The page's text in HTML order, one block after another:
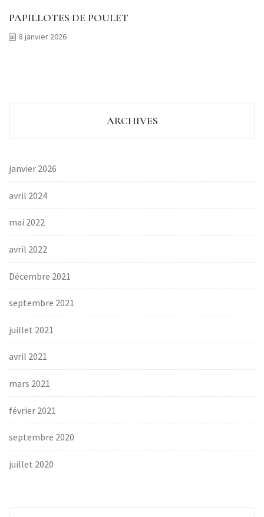
PAPILLOTES DE POULET
8 janvier 2026
ARCHIVES
janvier 2026
avril 2024
mai 2022
avril 2022
Décembre 2021
septembre 2021
juillet 2021
avril 2021
mars 2021
février 2021
septembre 2020
juillet 2020